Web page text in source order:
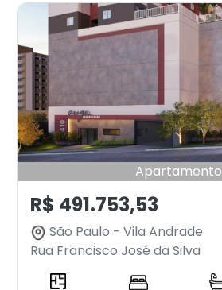
Apartamento
R$ 491.753,53
São Paulo - Vila Andrade
Rua Francisco José da Silva